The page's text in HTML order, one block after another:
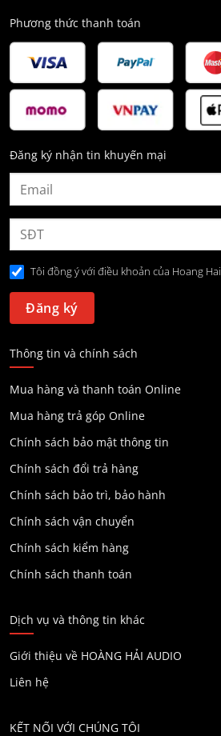
Phương thức thanh toán
Đăng ký nhận tin khuyến mại
Tôi đồng ý với điều khoản của Hoang Hai
Thông tin và chính sách
Mua hàng và thanh toán Online
Mua hàng trả góp Online
Chính sách bảo mật thông tin
Chính sách đổi trả hàng
Chính sách bảo trì, bảo hành
Chính sách vận chuyển
Chính sách kiểm hàng
Chính sách thanh toán
Dịch vụ và thông tin khác
Giới thiệu về HOÀNG HẢI AUDIO
Liên hệ
KẾT NỐI VỚI CHÚNG TÔI